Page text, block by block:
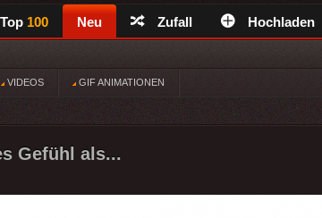
Top 100 Neu Zufall Hochladen
VIDEOS GIF ANIMATIONEN
Gefühl als...